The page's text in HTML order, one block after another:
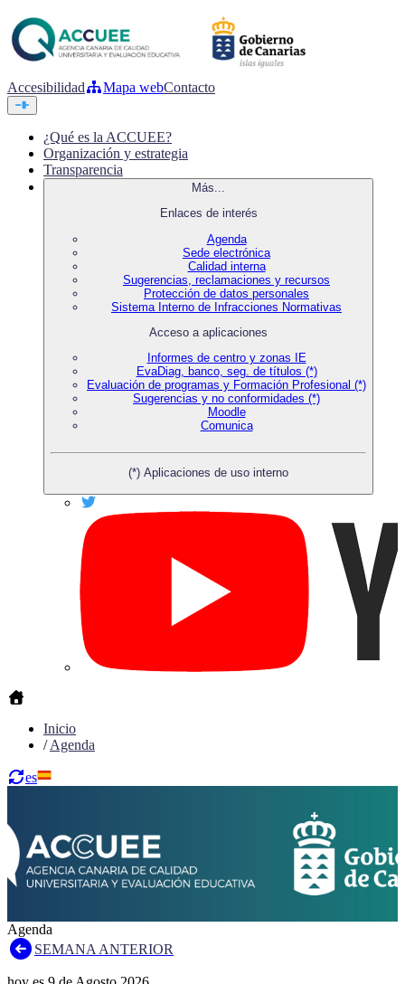
Accesibilidad Mapa webContacto
¿Qué es la ACCUEE?
Organización y estrategia
Transparencia
Más...
Enlaces de interés
Agenda
Sede electrónica
Calidad interna
Sugerencias, reclamaciones y recursos
Protección de datos personales
Sistema Interno de Infracciones Normativas
Acceso a aplicaciones
Informes de centro y zonas IE
EvaDiag, banco, seg. de títulos (*)
Evaluación de programas y Formación Profesional (*)
Sugerencias y no conformidades (*)
Moodle
Comunica
(*) Aplicaciones de uso interno
Inicio
/Agenda
es
Agenda
SEMANA ANTERIOR